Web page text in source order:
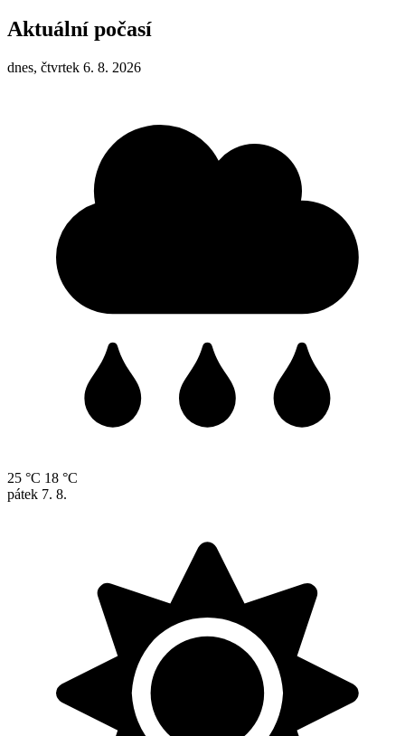
Aktuální počasí
dnes, čtvrtek 6. 8. 2026
25 °C 18 °C
pátek 7. 8.